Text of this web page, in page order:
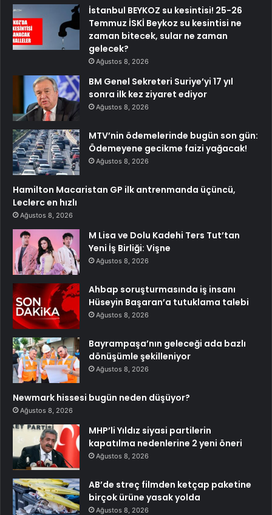
İstanbul BEYKOZ su kesintisi! 25-26
Temmuz İSKİ Beykoz su kesintisi ne
zaman bitecek, sular ne zaman
gelecek?
Ağustos 8, 2026
BM Genel Sekreteri Suriye’yi 17 yıl
sonra ilk kez ziyaret ediyor
Ağustos 8, 2026
MTV’nin ödemelerinde bugün son gün:
Ödemeyene gecikme faizi yağacak!
Ağustos 8, 2026
Hamilton Macaristan GP ilk antrenmanda üçüncü,
Leclerc en hızlı
Ağustos 8, 2026
M Lisa ve Dolu Kadehi Ters Tut’tan
Yeni İş Birliği: Vişne
Ağustos 8, 2026
Ahbap soruşturmasında iş insanı
Hüseyin Başaran’a tutuklama talebi
Ağustos 8, 2026
Bayrampaşa’nın geleceği ada bazlı
dönüşümle şekilleniyor
Ağustos 8, 2026
Newmark hissesi bugün neden düşüyor?
Ağustos 8, 2026
MHP’li Yıldız siyasi partilerin
kapatılma nedenlerine 2 yeni öneri
Ağustos 8, 2026
AB’de streç filmden ketçap paketine
birçok ürüne yasak yolda
Ağustos 8, 2026